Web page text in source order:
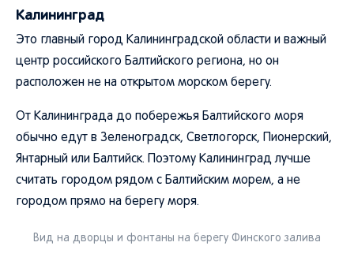
Калининград
Это главный город Калининградской области и важный
центр российского Балтийского региона, но он
расположен не на открытом морском берегу.
От Калининграда до побережья Балтийского моря
обычно едут в Зеленоградск, Светлогорск, Пионерский,
Янтарный или Балтийск. Поэтому Калининград лучше
считать городом рядом с Балтийским морем, а не
городом прямо на берегу моря.
Вид на дворцы и фонтаны на берегу Финского залива